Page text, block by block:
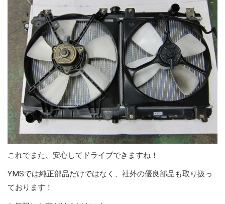
これでまた、安心してドライブできますね！
YMSでは純正部品だけではなく、社外の優良部品も取り扱っ
ております！